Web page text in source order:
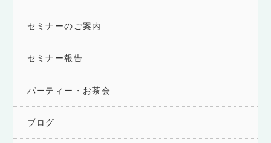
セミナーのご案内
セミナー報告
パーティー・お茶会
ブログ